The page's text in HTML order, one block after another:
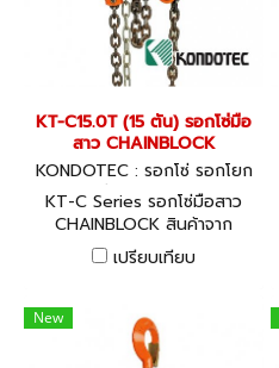
KT-C15.0T (15 ตัน) รอกโซ่มือ
สาว CHAINBLOCK
KONDOTEC : รอกโซ่ รอกโยก
รอกถ่วง KT-C15.0T
KT-C Series รอกโซ่มือสาว
CHAINBLOCK สินค้าจาก
ประเทศญี่ปุ่น พร้อมใบ
CERTIFICATE GUARANTEE
เปรียบเทียบ
New